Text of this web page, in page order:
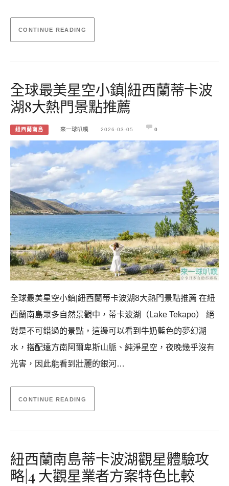
CONTINUE READING
全球最美星空小鎮|紐西蘭蒂卡波
湖8大熱門景點推薦
紐西蘭南島 來一球叭噗 2026-03-05 0
全球最美星空小鎮|紐西蘭蒂卡波湖8大熱門景點推薦 在紐
西蘭南島眾多自然景觀中，蒂卡波湖（Lake Tekapo） 絕
對是不可錯過的景點，這邊可以看到牛奶藍色的夢幻湖
水，搭配遠方南阿爾卑斯山脈、純淨星空，夜晚幾乎沒有
光害，因此能看到壯麗的銀河…
CONTINUE READING
紐西蘭南島蒂卡波湖觀星體驗攻
略|4 大觀星業者方案特色比較